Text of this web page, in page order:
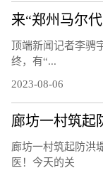
来“郑州马尔
顶端新闻记者李骋
终，有“...
2023-08-06
廊坊一村筑起防洪
医！今天的关